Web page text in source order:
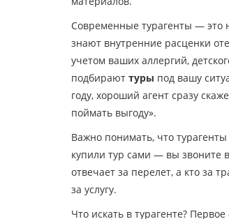
Современные турагенты — это
знают внутренние расценки
учетом ваших аллергий,
подбирают туры под вашу
году, хороший агент сразу
поймать выгоду».
Важно понимать, что
купили тур сами — вы звоните
отвечает за перелет, а кто за
за услугу.
Что искать в турагенте?